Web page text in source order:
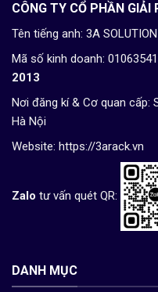
CÔNG TY CỔ PHẦN GIẢI
Tên tiếng anh: 3A
Mã số kinh doanh:
2013
Nơi đăng kí & Cơ quan cấp:
Hà Nội
Website: https://3arack.vn
Zalo tư vấn quét QR:
DANH MỤC